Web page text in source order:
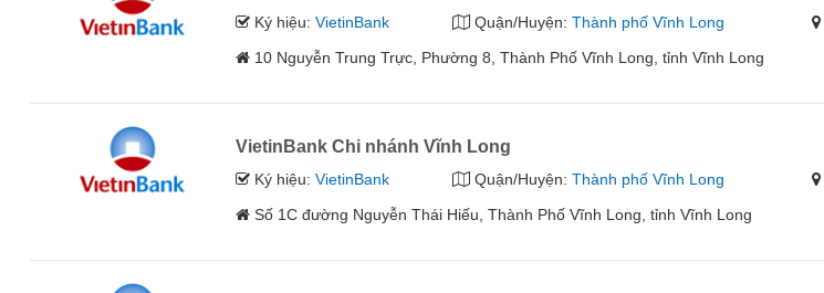
Ký hiệu:VietinBank Quận/Huyện: Thành phố Vĩnh Long
10 Nguyễn Trung Trực, Phường 8, Thành Phố Vĩnh Long, tỉnh Vĩnh Long
VietinBank Chi nhánh Vĩnh Long
Ký hiệu:VietinBank Quận/Huyện: Thành phố Vĩnh Long
Số 1C đường Nguyễn Thái Hiếu, Thành Phố Vĩnh Long, tỉnh Vĩnh Long